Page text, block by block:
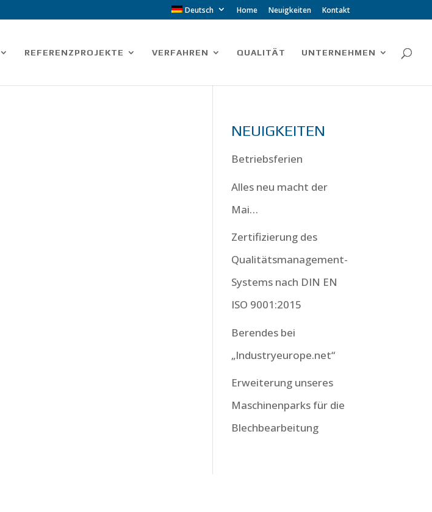
Deutsch Home Neuigkeiten Kontakt
REFERENZPROJEKTE VERFAHREN QUALITÄT UNTERNEHMEN
NEUIGKEITEN
Betriebsferien
Alles neu macht der
Mai…
Zertifizierung des
Qualitätsmanagement-
Systems nach DIN EN
ISO 9001:2015
Berendes bei
„Industryeurope.net“
Erweiterung unseres
Maschinenparks für die
Blechbearbeitung